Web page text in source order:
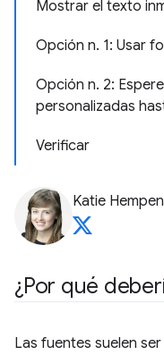
Mostrar el texto
Opción n. 1: Usar
Opción n. 2:
personalizadas
Verificar
Katie
¿Por qué
Las fuentes suelen